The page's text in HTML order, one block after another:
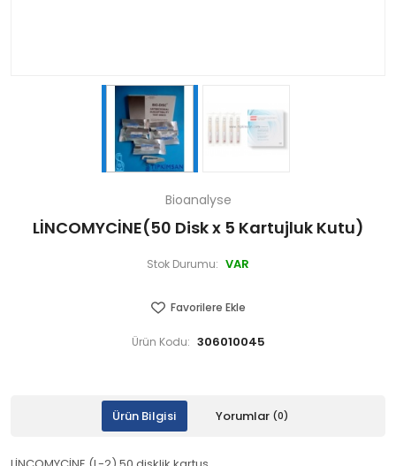
Bioanalyse
LİNCOMYCİNE(50 Disk x 5 Kartujluk Kutu)
Stok Durumu: VAR
Favorilere Ekle
Ürün Kodu: 306010045
Ürün Bilgisi Yorumlar (0)